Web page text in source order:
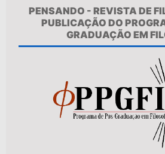
PENSANDO - REVISTA DE
PUBLICAÇÃO DO
GRADUAÇÃO EM